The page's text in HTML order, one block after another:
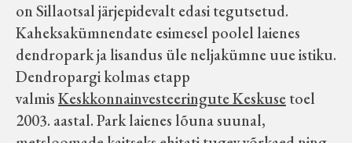
on Sillaotsal järjepidevalt edasi tegutsetud.
Kaheksakümnendate esimesel poolel laienes
dendropark ja lisandus üle neljakümne uue istiku.
Dendropargi kolmas etapp
valmisKeskkonnainvesteeringute Keskusetoel
2003. aastal. Park laienes lõuna suunal,